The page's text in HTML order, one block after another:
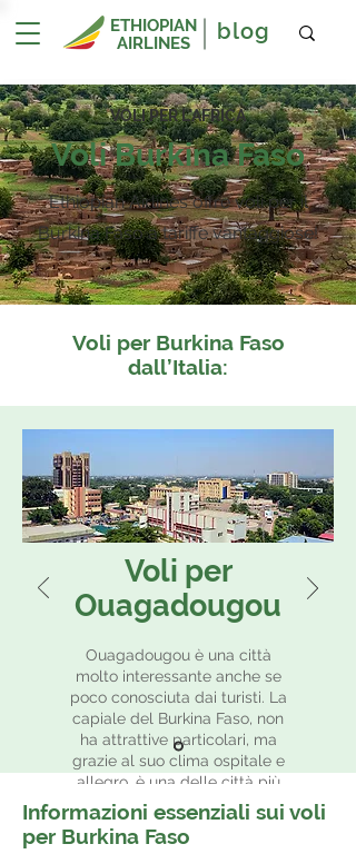
blog
ETHIOPIAN
AIRLINES
VOLI PER L'AFRICA
Voli Burkina Faso
Ethiopian Airlines offre voli per il
Burkina Faso a tariffe vantaggiose!
Voli per Burkina Faso
dall’Italia:
Voli per
Ouagadougou
Ouagadougou è una città
molto interessante anche se
poco conosciuta dai turisti. La
capiale del Burkina Faso, non
ha attrattive particolari, ma
grazie al suo clima ospitale e
allegro, è una delle città più
gradevoli dell'Africa
occidentale.
Informazioni essenziali sui voli
per Burkina Faso